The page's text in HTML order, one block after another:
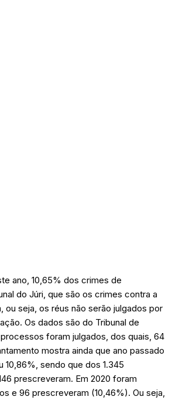
ano, 10,65% dos crimes de
do Júri, que são os crimes contra a
ou seja, os réus não serão julgados por
Os dados são do Tribunal de
foram julgados, dos quais, 64
mostra ainda que ano passado
10,86%, sendo que dos 1.345
prescreveram. Em 2020 foram
e 96 prescreveram (10,46%). Ou seja,